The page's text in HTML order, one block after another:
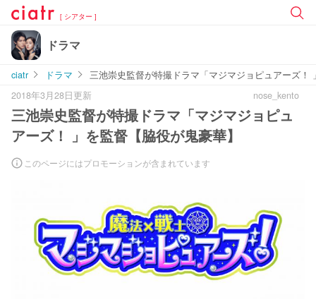
[ シアター ]
ドラマ
ciatr ドラマ
三池崇史監督が特撮ドラマ「マジマジョピュアーズ！
2018年3月28日更新
nose_kento
三池崇史監督が特撮ドラマ「マジマジョピュ
アーズ！ 」を監督【脇役が鬼豪華】
このページにはプロモーションが含まれています